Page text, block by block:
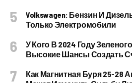
Volkswagen: Бензин И
Только Электромобили
У Кого В 2024 Году
Высокие Шансы Создать
Как Магнитная Буря 25-28